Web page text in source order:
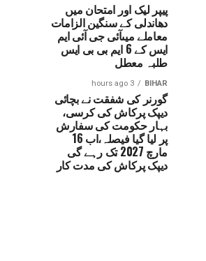
پیپر لیک اور امتحان میں
دھاندلی کے سنگین الزامات
معاملے میںآئی جی آئی ایم
ایس کے 6 ایم بی بی ایس
طلبہ معطل
BIHAR
3 hours ago
گورنر کی شفقت نے بچائی
دیپک پرکاش کی کرسی،
بہار حکومت کی سفارش
پر لیا گیا فیصلہ،اب 16
مارچ 2027 تک رہے گی
دیپک پرکاش کی مدت کار